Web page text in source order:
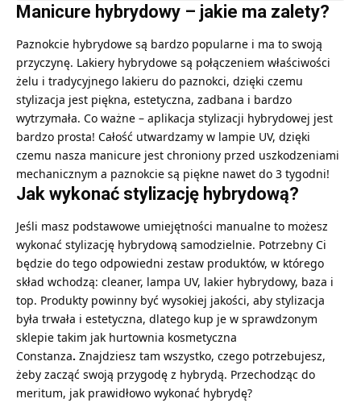
Manicure hybrydowy – jakie ma zalety?
Paznokcie hybrydowe są bardzo popularne i ma to swoją
przyczynę. Lakiery hybrydowe są połączeniem właściwości
żelu i tradycyjnego lakieru do paznokci, dzięki czemu
stylizacja jest piękna, estetyczna, zadbana i bardzo
wytrzymała. Co ważne – aplikacja stylizacji hybrydowej jest
bardzo prosta! Całość utwardzamy w lampie UV, dzięki
czemu nasza manicure jest chroniony przed uszkodzeniami
mechanicznym a paznokcie są piękne nawet do 3 tygodni!
Jak wykonać stylizację hybrydową?
Jeśli masz podstawowe umiejętności manualne to możesz
wykonać stylizację hybrydową samodzielnie. Potrzebny Ci
będzie do tego odpowiedni zestaw produktów, w którego
skład wchodzą: cleaner, lampa UV, lakier hybrydowy, baza i
top. Produkty powinny być wysokiej jakości, aby stylizacja
była trwała i estetyczna, dlatego kup je w sprawdzonym
sklepie takim jak hurtownia kosmetyczna
Constanza. Znajdziesz tam wszystko, czego potrzebujesz,
żeby zacząć swoją przygodę z hybrydą. Przechodząc do
meritum, jak prawidłowo wykonać hybrydę?